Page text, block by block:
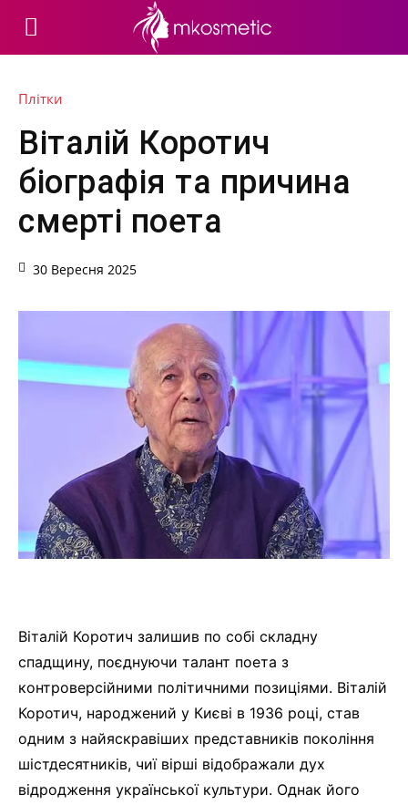
Плітки
Віталій Коротич
біографія та причина
смерті поета
30 Вересня 2025
Віталій Коротич залишив по собі складну
спадщину, поєднуючи талант поета з
контроверсійними політичними позиціями. Віталій
Коротич, народжений у Києві в 1936 році, став
одним з найяскравіших представників покоління
шістдесятників, чиї вірші відображали дух
відродження української культури. Однак його